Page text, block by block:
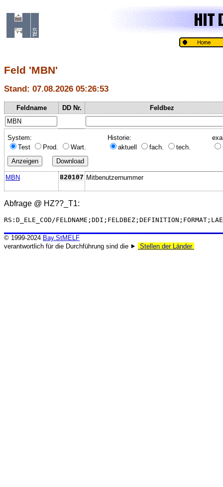
Feld 'MBN'
Stand: 07.08.2026 05:26:53
Feldname DD Nr. Feldbez
System:
Test
Prod. Wart.
Historie:
aktuell
fach. tech.
MBN 820107 Mitbenutzernummer
Abfrage @ HZ??_T1:
RS:D_ELE_COD/
© 1999-2024 Bay.StMELF
verantwortlich für die Durchführung sind die ⯈
Stellen der Länder